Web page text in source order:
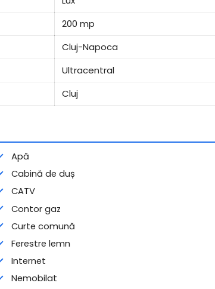
200 mp
Cluj-Napoca
Ultracentral
Cluj
Apă
Cabină de duș
CATV
Contor gaz
Curte comună
Ferestre lemn
Internet
Nemobilat